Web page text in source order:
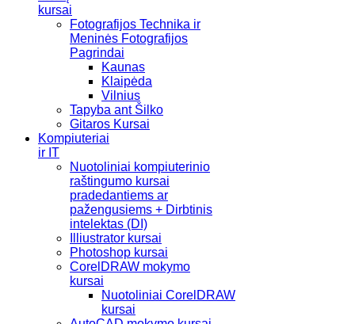
kursai
Fotografijos Technika ir
Meninės Fotografijos
Pagrindai
Kaunas
Klaipėda
Vilnius
Tapyba ant Šilko
Gitaros Kursai
Kompiuteriai
ir IT
Nuotoliniai kompiuterinio
raštingumo kursai
pradedantiems ar
pažengusiems + Dirbtinis
intelektas (DI)
Illiustrator kursai
Photoshop kursai
CorelDRAW mokymo
kursai
Nuotoliniai CorelDRAW
kursai